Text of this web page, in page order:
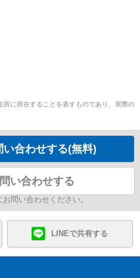
に所在することを表すものであり、実際の
い合わせする(無料)
い合わせする
問い合わせください。
LINEで共有する